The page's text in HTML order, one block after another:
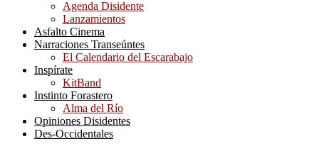
Agenda Disidente
Lanzamientos
Asfalto Cinema
Narraciones Transeúntes
El Calendario del Escarabajo
Inspírate
KitBand
Instinto Forastero
Alma del Río
Opiniones Disidentes
Des-Occidentales